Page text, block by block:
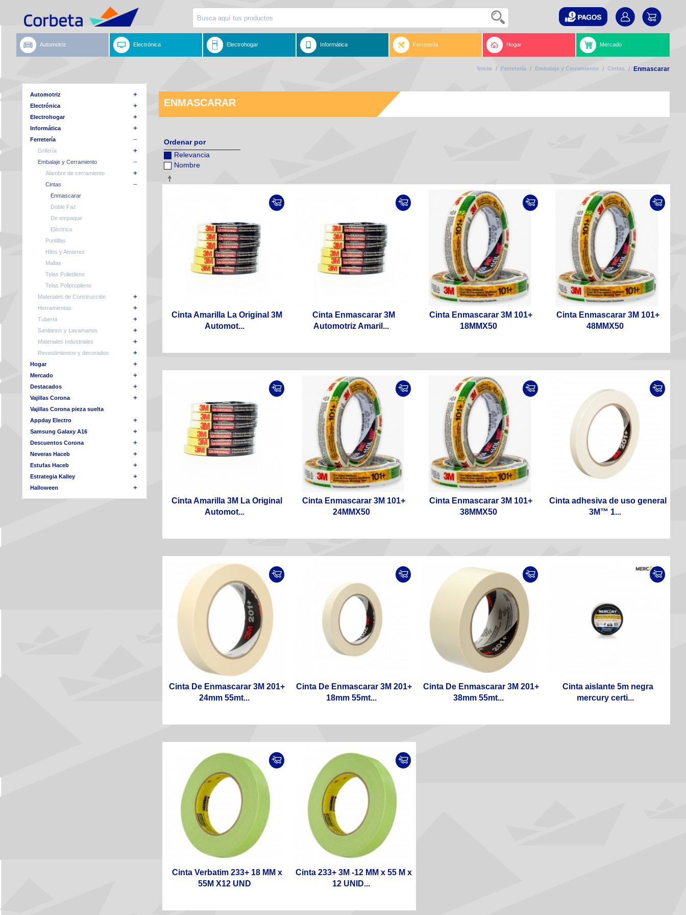
Automotriz Electrónica Electrohogar Informática Ferretería Hogar Mercado
Inicio / Ferretería / Embalaje y Cerramiento / Cintas / Enmascarar
Automotriz
Electrónica
Electrohogar
Informática
Ferretería
Grifería
Embalaje y Cerramiento
Alambre de cerramiento
Cintas
Enmascarar
Doble Faz
De empaque
Eléctrica
Puntillas
Hilos y Amarres
Mallas
Telas Polietileno
Telas Polipropileno
Materiales de Construcción
Herramientas
Tubería
Sanitarios y Lavamanos
Materiales Industriales
Revestimientos y decorados
Hogar
Mercado
Destacados
Vajillas Corona
Vajillas Corona pieza suelta
Appday Electro
Samsung Galaxy A16
Descuentos Corona
Neveras Haceb
Estufas Haceb
Estrategia Kalley
Halloween
ENMASCARAR
Ordenar por
Relevancia
Nombre
Cinta Amarilla La Original 3M
Automot...
Cinta Enmascarar 3M
Automotriz Amaril...
Cinta Enmascarar 3M 101+
18MMX50
Cinta Enmascarar 3M 101+
48MMX50
Cinta Amarilla 3M La Original
Automot...
Cinta Enmascarar 3M 101+
24MMX50
Cinta Enmascarar 3M 101+
38MMX50
Cinta adhesiva de uso general
3M™ 1...
Cinta De Enmascarar 3M 201+
24mm 55mt...
Cinta De Enmascarar 3M 201+
18mm 55mt...
Cinta De Enmascarar 3M 201+
38mm 55mt...
Cinta aislante 5m negra
mercury certi...
Cinta Verbatim 233+ 18 MM x
55M X12 UND
Cinta 233+ 3M -12 MM x 55 M x
12 UNID...